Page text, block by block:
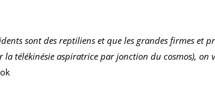
sont des reptiliens et que les grandes firmes et
télékinésie aspiratrice par jonction du cosmos), on